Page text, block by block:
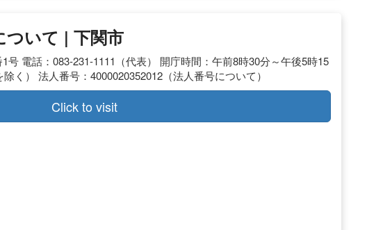
ついて | 下関市
号 電話：083-231-1111（代表） 開庁時間：午前8時30分～午後5時15
く） 法人番号：4000020352012（法人番号について）
Click to visit